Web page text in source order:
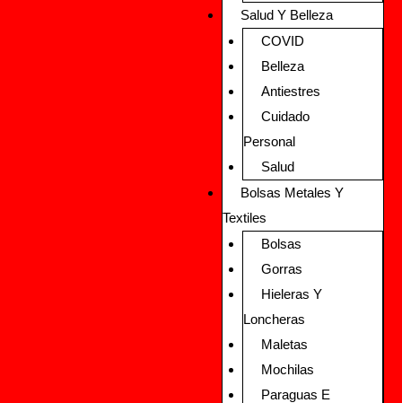
Salud Y Belleza
COVID
Belleza
Antiestres
Cuidado
Personal
Salud
Bolsas Metales Y
Textiles
Bolsas
Gorras
Hieleras Y
Loncheras
Maletas
Mochilas
Paraguas E